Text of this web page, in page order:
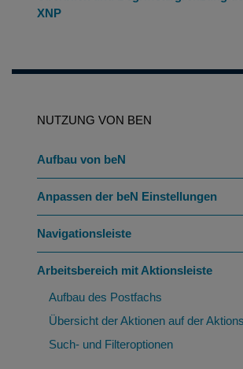
XNP
NUTZUNG VON BEN
Aufbau von beN
Anpassen der beN Einstellungen
Navigationsleiste
Arbeitsbereich mit Aktionsleiste
Aufbau des Postfachs
Übersicht der Aktionen auf der
Such- und Filteroptionen